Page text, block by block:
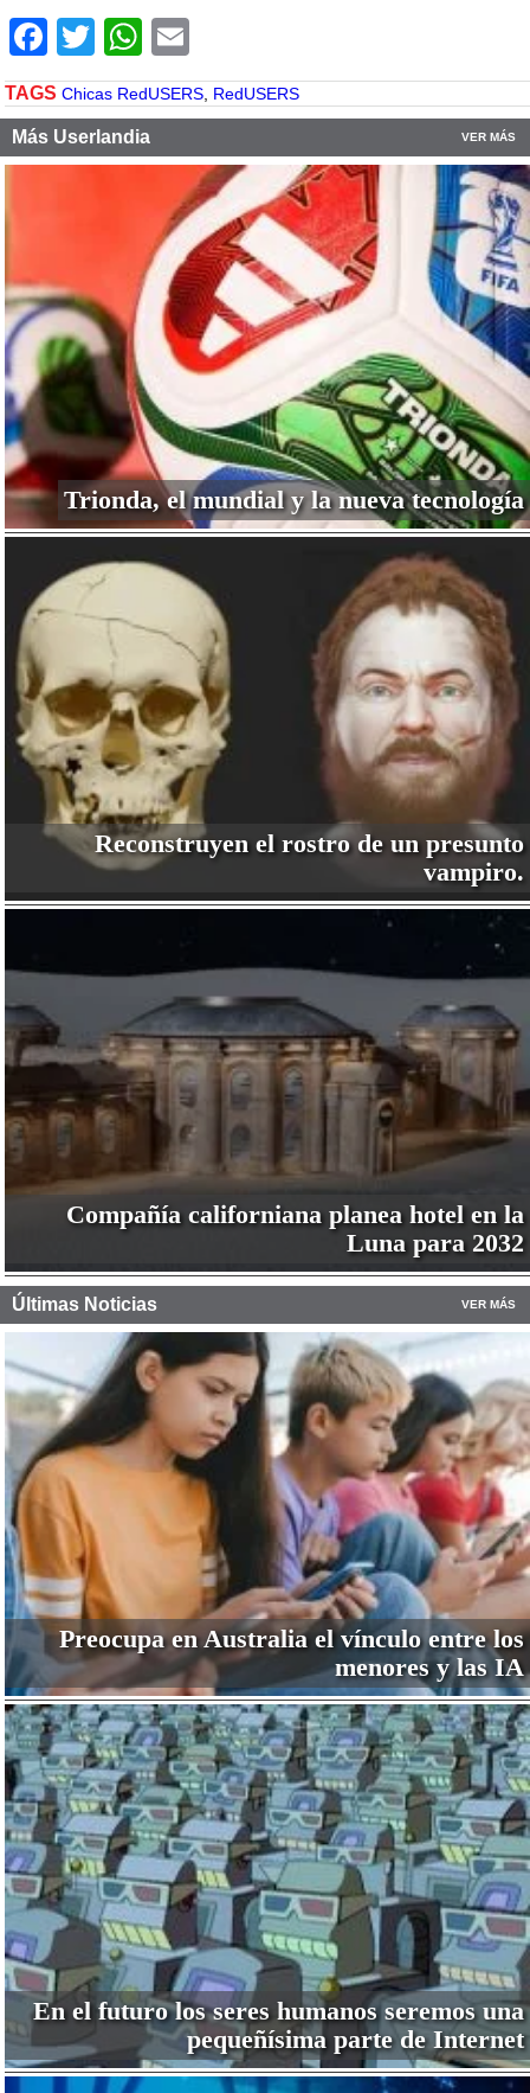
Facebook
TwitterWhatsApp
TAGS Chicas RedUSERS, RedUSERS
Más Userlandia VER MÁS
Trionda, el mundial y la nueva tecnología
Reconstruyen el rostro de un presunto
vampiro.
Compañía californiana planea hotel en la
Luna para 2032
Últimas Noticias VER MÁS
Preocupa en Australia el vínculo entre los
menores y las IA
En el futuro los seres humanos seremos una
pequeñísima parte de Internet